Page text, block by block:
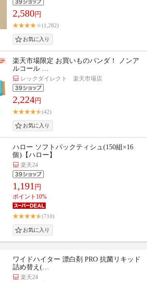
2,580円
(1,282)
楽天市場限定 お買いものパンダ！ ノンア
ルコール …
レックダイレクト 楽天市場店
2,224円
(42)
ハロー ソフトパックティシュ(150組×16
個)【ハロー】
楽天24
1,191 円
ポイント10%
(710)
ワイドハイター 漂白剤 PRO 抗菌リキッド
詰め替え(…
楽天24